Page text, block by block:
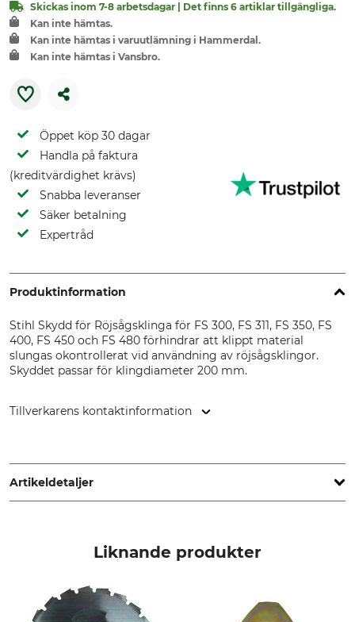
Skickas inom 7-8 arbetsdagar | Det finns 6 artiklar tillgängliga.
Kan inte hämtas.
Kan inte hämtas i varuutlämning i Hammerdal.
Kan inte hämtas i Vansbro.
Öppet köp 30 dagar
Handla på faktura
(kreditvärdighet krävs)
Snabba leveranser
Säker betalning
Expertråd
Produktinformation
Stihl Skydd för Röjsågsklinga för FS 300, FS 311, FS 350, FS
400, FS 450 och FS 480 förhindrar att klippt material
slungas okontrollerat vid användning av röjsågsklingor.
Skyddet passar för klingdiameter 200 mm.
Tillverkarens kontaktinformation
64807 Dieburg, Germany, www.stihl.de
Artikeldetaljer
4126 007 1002
Liknande produkter